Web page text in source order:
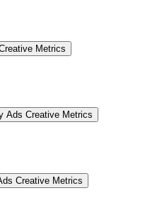
Metrics
Ads Creative Metrics
Creative Metrics